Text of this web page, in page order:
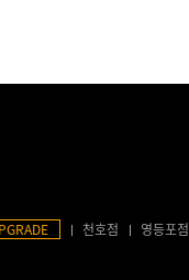
천호점 영등포점